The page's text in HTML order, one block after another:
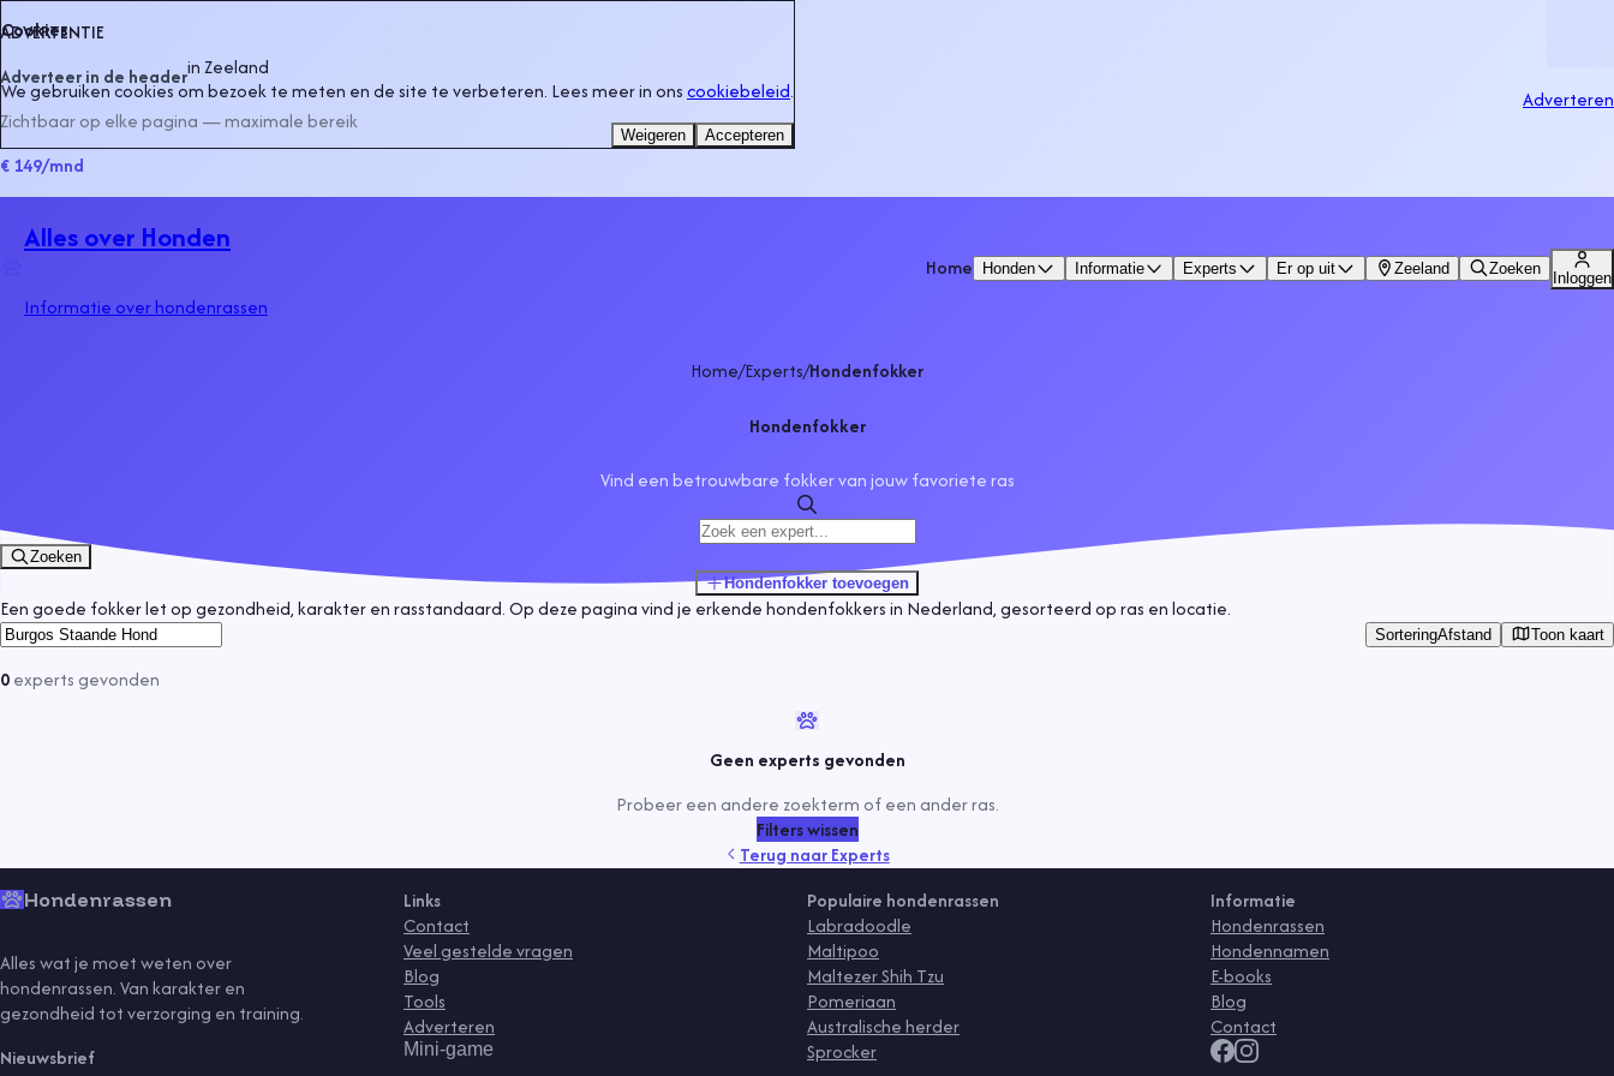
ADVERTENTIE
Adverteer in de headerinZeeland
Zichtbaar op elke pagina — maximale bereik
€ 149/mnd
Adverteren
Alles over Honden
Informatie over hondenrassen
Home Honden Informatie Experts Er op uit Zeeland Zoeken
Inloggen
Home/Experts/Hondenfokker
Hondenfokker
Vind een betrouwbare fokker van jouw favoriete ras
Zoeken
Hondenfokker toevoegen
Een goede fokker let op gezondheid, karakter en rasstandaard. Op deze pagina vind je erkende hondenfokkers in Nederland, gesorteerd op ras en locatie.
SorteringAfstand Toon kaart
0experts gevonden
Geen experts gevonden
Probeer een andere zoekterm of een ander ras.
Filters wissen
Terug naarExperts
Hondenrassen
Alles wat je moet weten over
hondenrassen. Van karakter en
gezondheid tot verzorging en training.
Nieuwsbrief
Links
Contact
Veel gestelde vragen
Blog
Tools
Adverteren
Mini-game
Populaire hondenrassen
Labradoodle
Maltipoo
Maltezer Shih Tzu
Pomeriaan
Australische herder
Sprocker
Informatie
Hondenrassen
Hondennamen
E-books
Blog
Contact
Cookies
We gebruiken cookies om bezoek te meten en de site te verbeteren. Lees meer in onscookiebeleid.
Weigeren Accepteren